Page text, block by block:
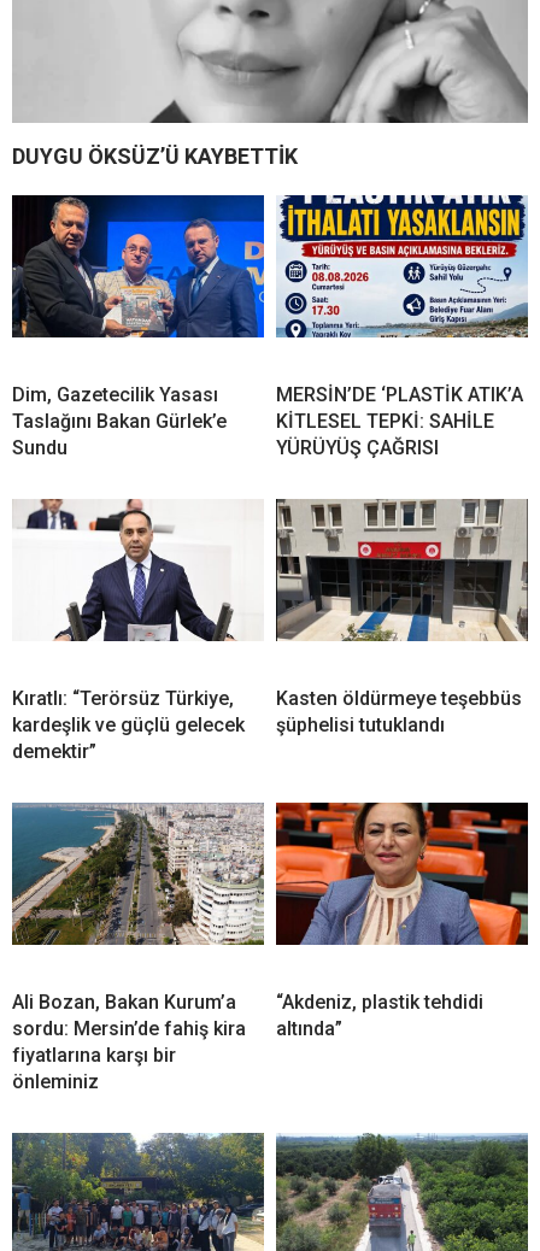
DUYGU ÖKSÜZ’Ü KAYBETTİK
Dim, Gazetecilik Yasası
Taslağını Bakan Gürlek’e
Sundu
MERSİN’DE ‘PLASTİK ATIK’A
KİTLESEL TEPKİ: SAHİLE
YÜRÜYÜŞ ÇAĞRISI
Kıratlı: “Terörsüz Türkiye,
kardeşlik ve güçlü gelecek
demektir”
Kasten öldürmeye teşebbüs
şüphelisi tutuklandı
Ali Bozan, Bakan Kurum’a
sordu: Mersin’de fahiş kira
fiyatlarına karşı bir
önleminiz
“Akdeniz, plastik tehdidi
altında”